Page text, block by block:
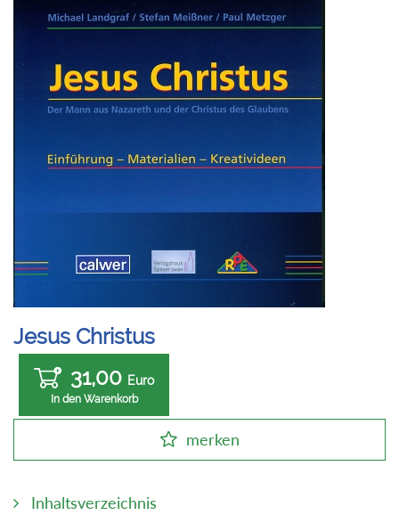
Jesus Christus
31,00 Euro
In den Warenkorb
merken
Inhaltsverzeichnis